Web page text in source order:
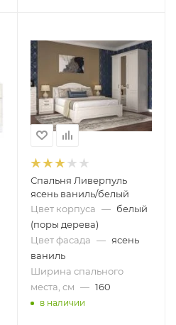
Спальня Ливерпуль
ясень ваниль/белый
Цвет корпуса — белый
(поры дерева)
Цвет фасада — ясень
ваниль
Ширина спального
места, см — 160
в наличии